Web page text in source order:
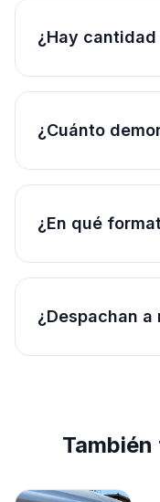
¿Hay cantidad
¿Cuánto
¿En qué
¿Despachan a